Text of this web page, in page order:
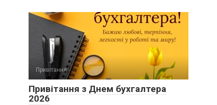
Привітання
Привітання з Днем бухгалтера
2026